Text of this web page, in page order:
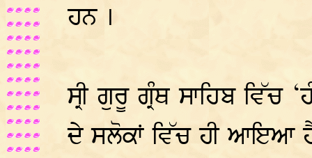
ਹਨ ।
ਸ੍ਰੀ ਗੁਰੂ ਗ੍ਰੰਥ ਸਾਹਿਬ ਵਿੱਚ
ਦੇ ਸਲੋਕਾਂ ਵਿੱਚ ਹੀ ਆਇਆ